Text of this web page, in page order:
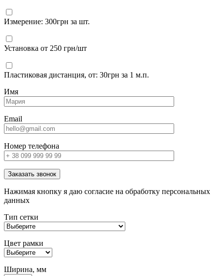
Измерение: 300грн за шт.
Установка от 250 грн/шт
Пластиковая дистанция, от: 30грн за 1 м.п.
Имя
Email
Номер телефона
Заказать звонок
Нажимая кнопку я даю согласие на обработку персональных
данных
Тип сетки
Цвет рамки
Ширина, мм